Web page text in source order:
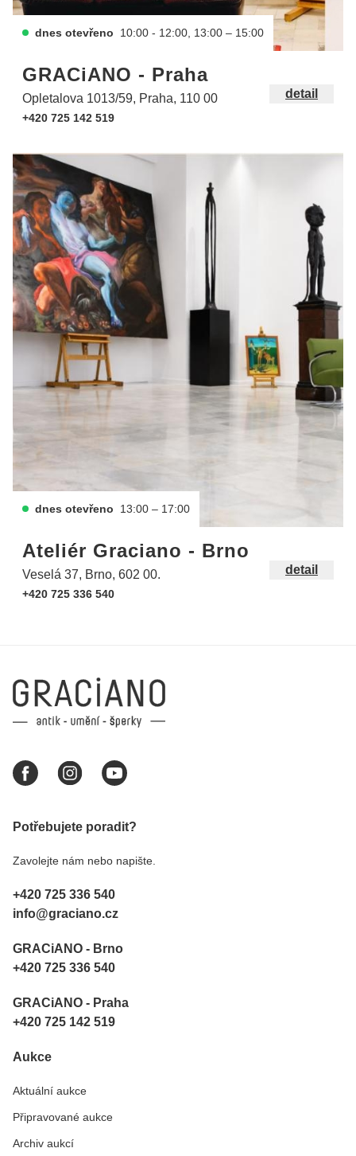
dnes otevřeno 10:00 - 12:00, 13:00 – 15:00
GRACiANO - Praha
Opletalova 1013/59, Praha, 110 00
+420 725 142 519
detail
dnes otevřeno 13:00 – 17:00
Ateliér Graciano - Brno
Veselá 37, Brno, 602 00.
+420 725 336 540
detail
Potřebujete poradit?
Zavolejte nám nebo napište.
+420 725 336 540
info@graciano.cz
GRACiANO - Brno
+420 725 336 540
GRACiANO - Praha
+420 725 142 519
Aukce
Aktuální aukce
Připravované aukce
Archiv aukcí